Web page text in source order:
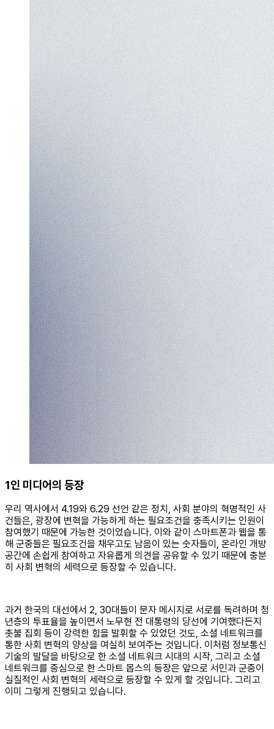
1인 미디어의 등장
우리 역사에서 4.19와 6.29 선언 같은 정치, 사회 분야의 혁명적인 사
건들은, 광장에 변혁을 가능하게 하는 필요조건을 충족시키는 인원이
참여했기 때문에 가능한 것이었습니다. 이와 같이 스마트폰과 웹을 통
해 군중들은 필요조건을 채우고도 남음이 있는 숫자들이, 온라인 개방
공간에 손쉽게 참여하고 자유롭게 의견을 공유할 수 있기 때문에 충분
히 사회 변혁의 세력으로 등장할 수 있습니다.
과거 한국의 대선에서 2, 30대들이 문자 메시지로 서로를 독려하며 청
년층의 투표율을 높이면서 노무현 전 대통령의 당선에 기여했다든지
촛불 집회 등이 강력한 힘을 발휘할 수 있었던 것도, 소셜 네트워크를
통한 사회 변혁의 양상을 여실히 보여주는 것입니다. 이처럼 정보통신
기술의 발달을 바탕으로 한 소셜 네트워크 시대의 시작, 그리고 소셜
네트워크를 중심으로 한 스마트 몹스의 등장은 앞으로 서민과 군중이
실질적인 사회 변혁의 세력으로 등장할 수 있게 할 것입니다. 그리고
이미 그렇게 진행되고 있습니다.